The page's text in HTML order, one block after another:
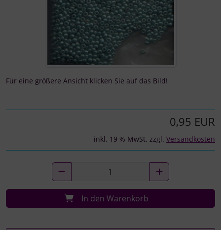
Für eine größere Ansicht klicken Sie auf das Bild!
0,95 EUR
inkl. 19 % MwSt. zzgl. Versandkosten
In den Warenkorb